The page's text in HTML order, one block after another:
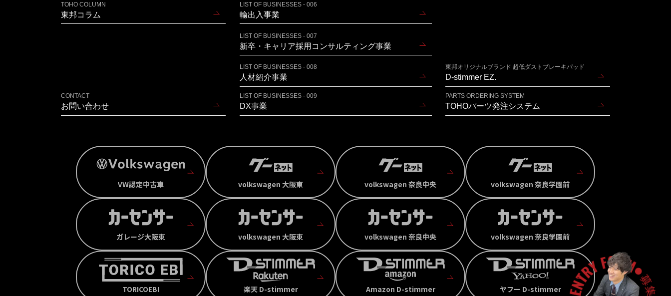
TOHO COLUMN
東邦コラム
CONTACT
お問い合わせ
LIST OF BUSINESSES - 006
輸出入事業
LIST OF BUSINESSES - 007
新卒・キャリア採用コンサルティング事業
LIST OF BUSINESSES - 008
人材紹介事業
LIST OF BUSINESSES - 009
DX事業
東邦オリジナルブランド 超低ダストブレーキパッド
D-stimmer EZ.
PARTS ORDERING SYSTEM
TOHOパーツ発注システム
VW認定中古車 volkswagen 大阪東 volkswagen 奈良中央 volkswagen 奈良学園前
ガレージ大阪東 volkswagen 大阪東 volkswagen 奈良中央 volkswagen 奈良学園前
TORICOEBI 楽天 D-stimmer Amazon D-stimmer ヤフー D-stimmer